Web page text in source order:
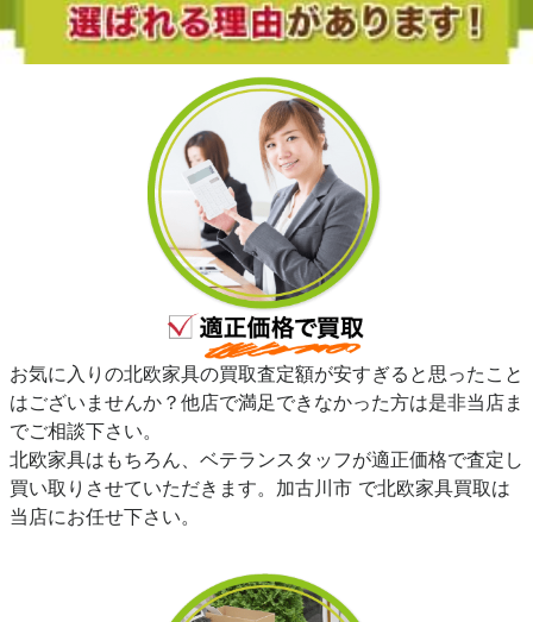
お気に入りの北欧家具の買取査定額が安すぎると思ったこと
はございませんか？他店で満足できなかった方は是非当店ま
でご相談下さい。
北欧家具はもちろん、ベテランスタッフが適正価格で査定し
買い取りさせていただきます。加古川市 で北欧家具買取は
当店にお任せ下さい。